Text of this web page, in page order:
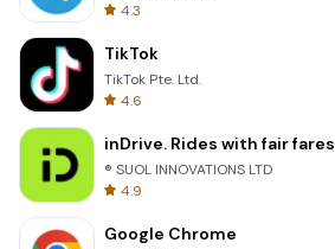
4.3
TikTok
TikTok Pte. Ltd.
4.6
inDrive. Rides with fair fares
® SUOL INNOVATIONS LTD
4.9
Google Chrome